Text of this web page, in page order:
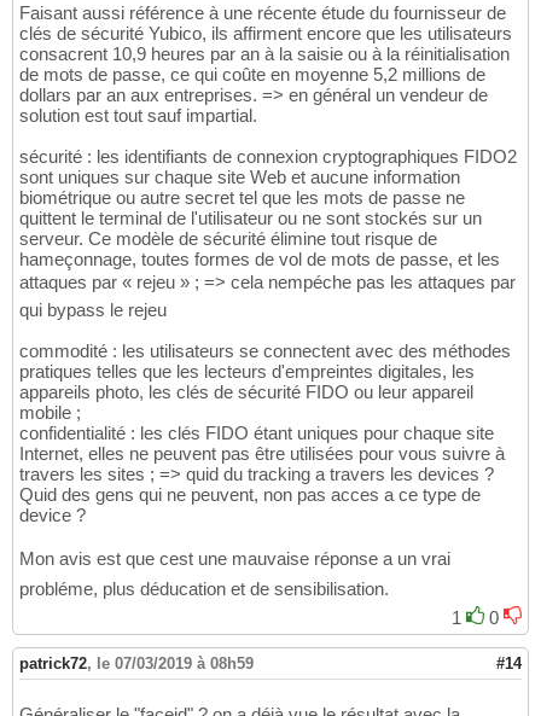
Faisant aussi référence à une récente étude du fournisseur de
clés de sécurité Yubico, ils affirment encore que les utilisateurs
consacrent 10,9 heures par an à la saisie ou à la réinitialisation
de mots de passe, ce qui coûte en moyenne 5,2 millions de
dollars par an aux entreprises. => en général un vendeur de
solution est tout sauf impartial.
sécurité : les identifiants de connexion cryptographiques FIDO2
sont uniques sur chaque site Web et aucune information
biométrique ou autre secret tel que les mots de passe ne
quittent le terminal de l'utilisateur ou ne sont stockés sur un
serveur. Ce modèle de sécurité élimine tout risque de
hameçonnage, toutes formes de vol de mots de passe, et les
attaques par « rejeu » ; => cela nempéche pas les attaques par
qui bypass le rejeu
commodité : les utilisateurs se connectent avec des méthodes
pratiques telles que les lecteurs d'empreintes digitales, les
appareils photo, les clés de sécurité FIDO ou leur appareil
mobile ;
confidentialité : les clés FIDO étant uniques pour chaque site
Internet, elles ne peuvent pas être utilisées pour vous suivre à
travers les sites ; => quid du tracking a travers les devices ?
Quid des gens qui ne peuvent, non pas acces a ce type de
device ?
Mon avis est que cest une mauvaise réponse a un vrai
probléme, plus déducation et de sensibilisation.
1
0
patrick72, le 07/03/2019 à 08h59 #14